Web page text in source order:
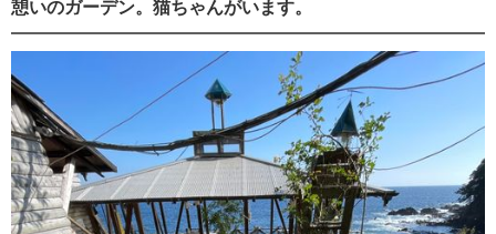
憩いのガーデン。猫ちゃんがいます。